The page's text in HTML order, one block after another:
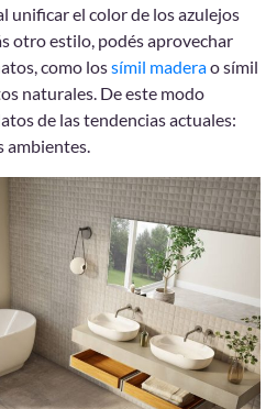
unificar el color de los azulejos
otro estilo, podés aprovechar
como lossímil maderao símil
naturales. De este modo
de las tendencias actuales:
ambientes.